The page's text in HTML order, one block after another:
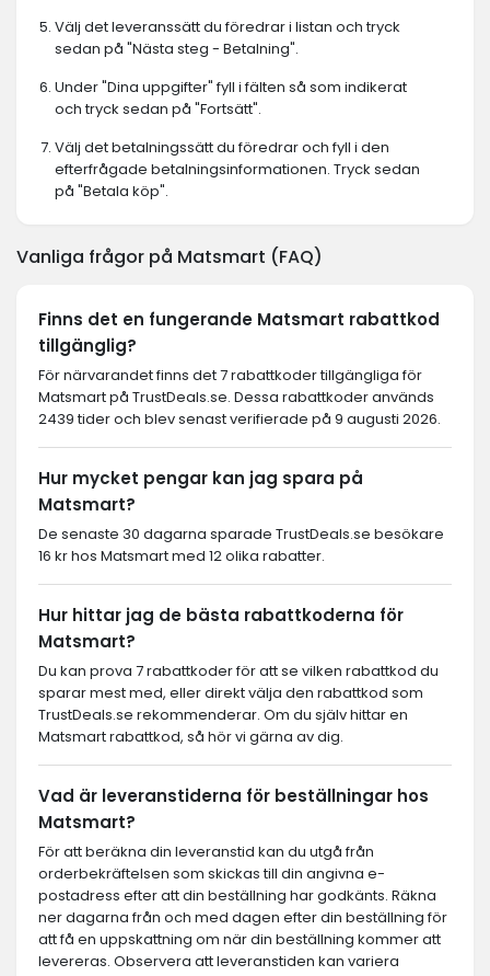
Välj det leveranssätt du föredrar i listan och tryck
sedan på "Nästa steg - Betalning".
Under "Dina uppgifter" fyll i fälten så som indikerat
och tryck sedan på "Fortsätt".
Välj det betalningssätt du föredrar och fyll i den
efterfrågade betalningsinformationen. Tryck sedan
på "Betala köp".
Vanliga frågor på Matsmart (FAQ)
Finns det en fungerande Matsmart rabattkod
tillgänglig?
För närvarandet finns det 7 rabattkoder tillgängliga för
Matsmart på TrustDeals.se. Dessa rabattkoder används
2439 tider och blev senast verifierade på 9 augusti 2026.
Hur mycket pengar kan jag spara på
Matsmart?
De senaste 30 dagarna sparade TrustDeals.se besökare
16 kr hos Matsmart med 12 olika rabatter.
Hur hittar jag de bästa rabattkoderna för
Matsmart?
Du kan prova 7 rabattkoder för att se vilken rabattkod du
sparar mest med, eller direkt välja den rabattkod som
TrustDeals.se rekommenderar. Om du själv hittar en
Matsmart rabattkod, så hör vi gärna av dig.
Vad är leveranstiderna för beställningar hos
Matsmart?
För att beräkna din leveranstid kan du utgå från
orderbekräftelsen som skickas till din angivna e-
postadress efter att din beställning har godkänts. Räkna
ner dagarna från och med dagen efter din beställning för
att få en uppskattning om när din beställning kommer att
levereras. Observera att leveranstiden kan variera